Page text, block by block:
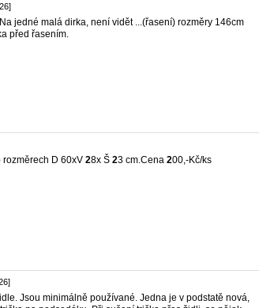
jedné malá dirka, není vidět ...(řasení) rozměry 146cm
před řasením.
rozměrech D 60xV 28x Š 23 cm.Cena 200,-Kč/ks
Jsou minimálně používané. Jedna je v podstatě nová,